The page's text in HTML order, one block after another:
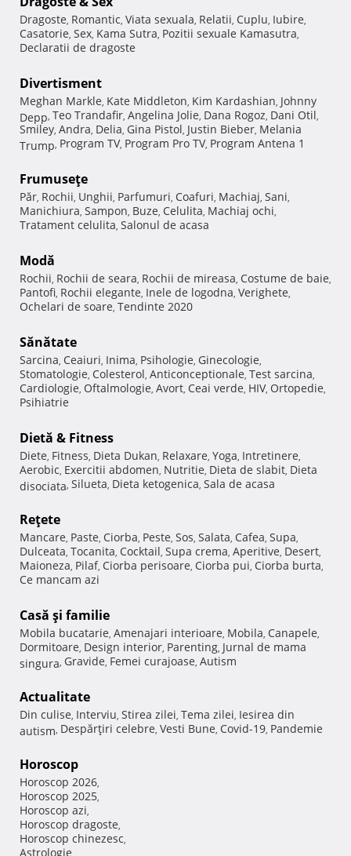
Dragoste, Romantic, Viata sexuala, Relatii, Cuplu, Iubire,
Casatorie, Sex, Kama Sutra, Pozitii sexuale Kamasutra,
Declaratii de dragoste
Divertisment
Meghan Markle, Kate Middleton, Kim Kardashian, Johnny
Depp, Teo Trandafir, Angelina Jolie, Dana Rogoz, Dani Otil,
Smiley, Andra, Delia, Gina Pistol, Justin Bieber, Melania
Trump, Program TV, Program Pro TV, Program Antena 1
Frumuseţe
Păr, Rochii, Unghii, Parfumuri, Coafuri, Machiaj, Sani,
Manichiura, Sampon, Buze, Celulita, Machiaj ochi,
Tratament celulita, Salonul de acasa
Modă
Rochii, Rochii de seara, Rochii de mireasa, Costume de baie,
Pantofi, Rochii elegante, Inele de logodna, Verighete,
Ochelari de soare, Tendinte 2020
Sănătate
Sarcina, Ceaiuri, Inima, Psihologie, Ginecologie,
Stomatologie, Colesterol, Anticonceptionale, Test sarcina,
Cardiologie, Oftalmologie, Avort, Ceai verde, HIV, Ortopedie,
Psihiatrie
Dietă & Fitness
Diete, Fitness, Dieta Dukan, Relaxare, Yoga, Intretinere,
Aerobic, Exercitii abdomen, Nutritie, Dieta de slabit, Dieta
disociata, Silueta, Dieta ketogenica, Sala de acasa
Reţete
Mancare, Paste, Ciorba, Peste, Sos, Salata, Cafea, Supa,
Dulceata, Tocanita, Cocktail, Supa crema, Aperitive, Desert,
Maioneza, Pilaf, Ciorba perisoare, Ciorba pui, Ciorba burta,
Ce mancam azi
Casă şi familie
Mobila bucatarie, Amenajari interioare, Mobila, Canapele,
Dormitoare, Design interior, Parenting, Jurnal de mama
singura, Gravide, Femei curajoase, Autism
Actualitate
Din culise, Interviu, Stirea zilei, Tema zilei, Iesirea din
autism, Despărţiri celebre, Vesti Bune, Covid-19, Pandemie
Horoscop
Horoscop 2026,
Horoscop 2025,
Horoscop azi,
Horoscop dragoste,
Horoscop chinezesc,
Astrologie